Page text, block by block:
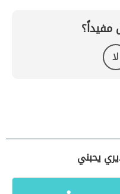
مفيداً؟
لا
يحبني